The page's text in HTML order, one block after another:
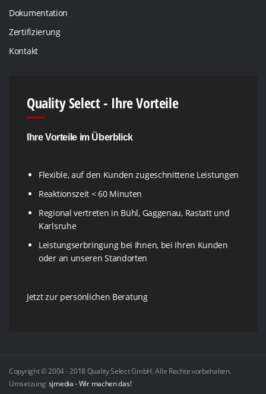
Dokumentation
Zertifizierung
Kontakt
Quality Select - Ihre Vorteile
Ihre Vorteile im Überblick
Flexible, auf den Kunden zugeschnittene Leistungen
Reaktionszeit < 60 Minuten
Regional vertreten in Bühl, Gaggenau, Rastatt und
Karlsruhe
Leistungserbringung bei Ihnen, bei Ihren Kunden
oder an unseren Standorten
Jetzt zur persönlichen Beratung
Copyright © 2004 - 2018 Quality Select GmbH. Alle Rechte vorbehalten.
Umsetzung: sjmedia - Wir machen das!